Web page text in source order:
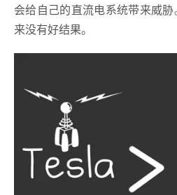
会给自己的直流电系统带来威
来没有好结果。